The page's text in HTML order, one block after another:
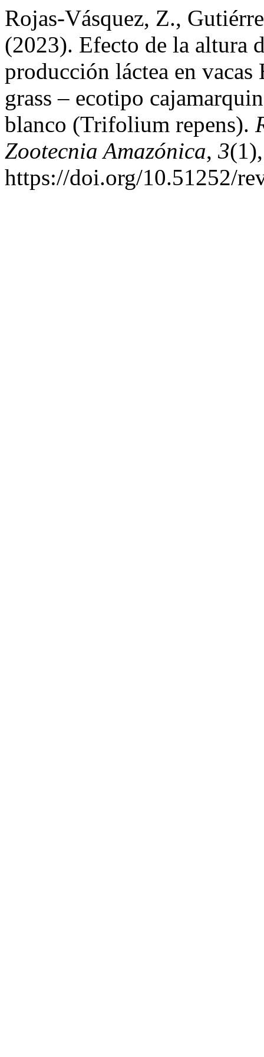
Rojas-Vásquez, Z.,
(2023). Efecto de la altura
producción láctea en
grass – ecotipo
blanco (Trifolium repens).
Zootecnia Amazónica, 3
https://doi.org/10.51252/